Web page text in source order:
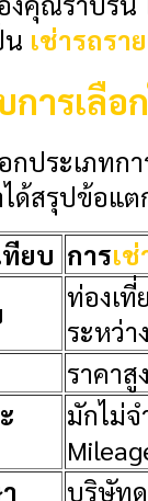
น เช่ารถรา
การเลือ
กประเภทกา
ด้สรุปข้อแ
ยบ การเ
ท่องเที่
ระหว่า
ราคาสู
มักไม่
บริษัท